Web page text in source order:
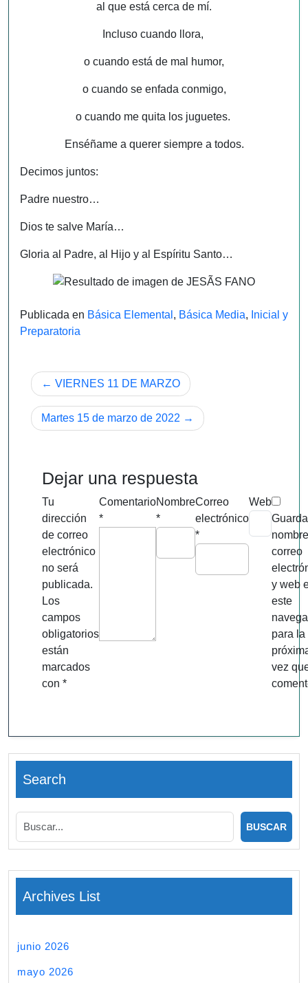
al que está cerca de mí.
Incluso cuando llora,
o cuando está de mal humor,
o cuando se enfada conmigo,
o cuando me quita los juguetes.
Enséñame a querer siempre a todos.
Decimos juntos:
Padre nuestro…
Dios te salve María…
Gloria al Padre, al Hijo y al Espíritu Santo…
Publicada en Básica Elemental , Básica Media, Inicial y
Preparatoria
Navegación
de
entradas
VIERNES 11 DE MARZO
Martes 15 de marzo de 2022
Dejar una respuesta
Tu
dirección
de correo
electrónico
no será
publicada.
Los
campos
obligatorios
están
marcados
con *
Comentario
*
Nombre
*
Correo
electrónico
*
Web
correo
y web
este
para la
vez
Search
Archives List
junio 2026
mayo 2026